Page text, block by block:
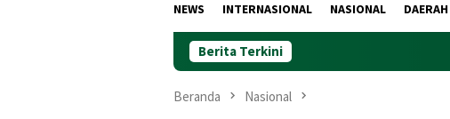
NEWS INTERNASIONAL NASIONAL DAERAH
Berita Terkini
Beranda Nasional